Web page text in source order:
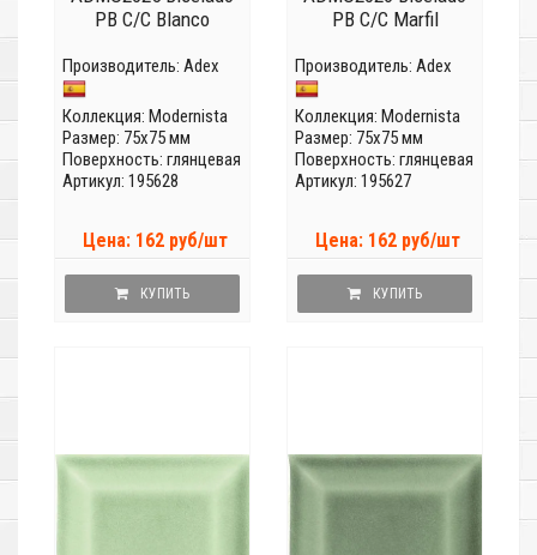
PB C/C Blanco
Производитель: Adex
Коллекция: Modernista
Размер: 75x75 мм
Поверхность: глянцевая
Артикул: 195628
Цена: 162 руб/шт
КУПИТЬ
PB C/C Marfil
Производитель: Adex
Коллекция: Modernista
Размер: 75x75 мм
Поверхность: глянцевая
Артикул: 195627
Цена: 162 руб/шт
КУПИТЬ